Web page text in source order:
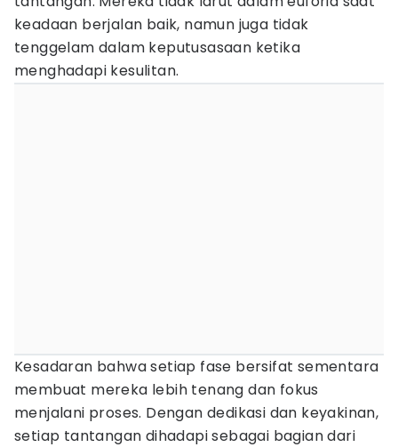
keadaan berjalan baik, namun juga tidak
tenggelam dalam keputusasaan ketika
menghadapi kesulitan.
Kesadaran bahwa setiap fase bersifat sementara
membuat mereka lebih tenang dan fokus
menjalani proses. Dengan dedikasi dan keyakinan,
setiap tantangan dihadapi sebagai bagian dari